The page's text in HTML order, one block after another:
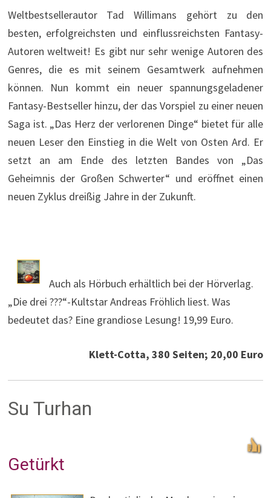
Weltbestsellerautor Tad Willimans gehört zu den
besten, erfolgreichsten und einflussreichsten Fantasy-
Autoren weltweit! Es gibt nur sehr wenige Autoren des
Genres, die es mit seinem Gesamtwerk aufnehmen
können. Nun kommt ein neuer spannungsgeladener
Fantasy-Bestseller hinzu, der das Vorspiel zu einer neuen
Saga ist. „Das Herz der verlorenen Dinge“ bietet für alle
neuen Leser den Einstieg in die Welt von Osten Ard. Er
setzt an am Ende des letzten Bandes von „Das
Geheimnis der Großen Schwerter“ und eröffnet einen
neuen Zyklus dreißig Jahre in der Zukunft.
Auch als Hörbuch erhältlich bei der Hörverlag.
„Die drei ???“-Kultstar Andreas Fröhlich liest. Was
bedeutet das? Eine grandiose Lesung! 19,99 Euro.
Klett-Cotta, 380 Seiten; 20,00 Euro
Su Turhan
Getürkt